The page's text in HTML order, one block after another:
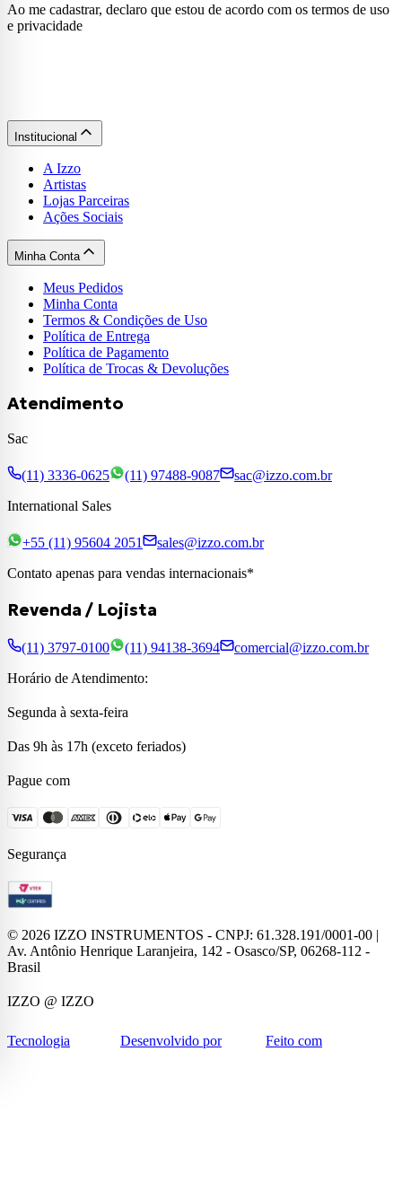
Ao me cadastrar, declaro que estou de acordo com os termos de uso
e privacidade
Institucional
A Izzo
Artistas
Lojas Parceiras
Ações Sociais
Minha Conta
Meus Pedidos
Minha Conta
Termos & Condições de Uso
Política de Entrega
Política de Pagamento
Política de Trocas & Devoluções
Atendimento
Sac
(11) 3336-0625 (11) 97488-9087
sac@izzo.com.br
International Sales
+55 (11) 95604 2051
sales@izzo.com.br
Contato apenas para vendas internacionais*
Revenda / Lojista
(11) 3797-0100 (11) 94138-3694
comercial@izzo.com.br
Horário de Atendimento:
Segunda à sexta-feira
Das 9h às 17h (exceto feriados)
Pague com
Segurança
© 2026 IZZO INSTRUMENTOS - CNPJ: 61.328.191/0001-00 |
Av. Antônio Henrique Laranjeira, 142 - Osasco/SP, 06268-112 -
Brasil
IZZO @ IZZO
Tecnologia Desenvolvido por Feito com